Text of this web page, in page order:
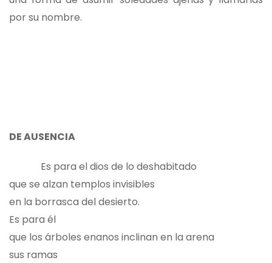
por su nombre.
DE AUSENCIA
Es para el dios de lo deshabitado
que se alzan templos invisibles
en la borrasca del desierto.
Es para él
que los árboles enanos inclinan en la arena
sus ramas